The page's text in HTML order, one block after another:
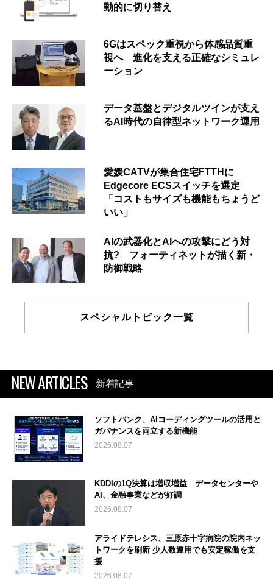
動的に切り替え
6Gはスペック重視から体感品質重
視へ 進化を支える正確なシミュレ
ーション
データ基盤とデジタルツインが支え
るAI時代の自律型ネットワーク運用
愛媛CATVが集合住宅FTTHに
Edgecore ECSスイッチを選定
「コストもサイズも機能もちょうど
いい」
AIの武器化とAIへの攻撃にどう対
抗? フォーティネットが描く新・
防御戦略
スペシャルトピック一覧
NEW ARTICLES 新着記事
ソフトバンク、AIコーディングツールの活用と
ガバナンスを両立する新機能
2026.08.07
KDDIの1Q決算は増収増益 データセンターや
AI、金融事業などが好調
2026.08.07
アライドテレシス、三原赤十字病院の院内ネッ
トワークを刷新 少人数運用でも安定稼働を支
援
2026.08.07